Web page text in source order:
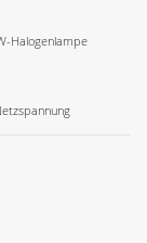
Halogenlampe